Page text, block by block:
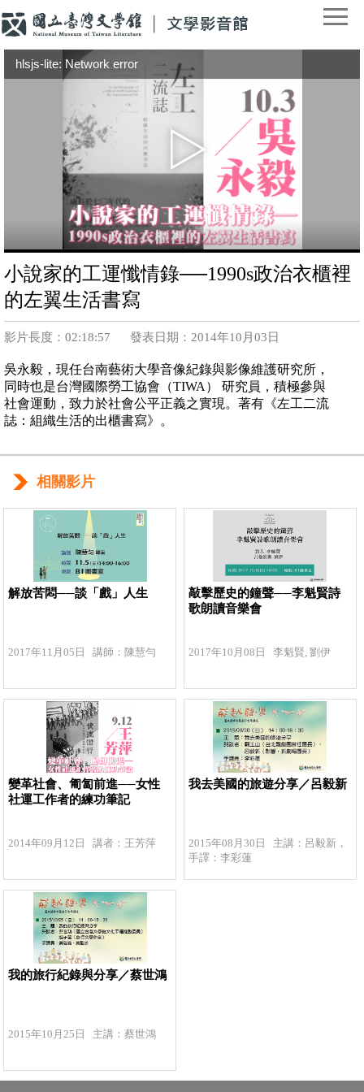
hlsjs-lite: Network error
小說家的工運懺情錄──1990s政治衣櫃裡
的左翼生活書寫
影片長度：02:18:57 發表日期：2014年10月03日
吳永毅，現任台南藝術大學音像紀錄與影像維護研究所，
同時也是台灣國際勞工協會（TIWA） 研究員，積極參與
社會運動，致力於社會公平正義之實現。著有《左工二流
誌：組織生活的出櫃書寫》。
相關影片
解放苦悶──談「戲」人生
2017年11月05日 講師：陳慧勻
敲擊歷史的鐘聲──李魁賢詩
歌朗讀音樂會
2017年10月08日 李魁賢, 劉伊
變革社會、匍匐前進──女性
社運工作者的練功筆記
2014年09月12日 講者：王芳萍
我去美國的旅遊分享／呂毅新
2015年08月30日 主講：呂毅新，
手譯：李彩蓮
我的旅行紀錄與分享／蔡世鴻
2015年10月25日 主講：蔡世鴻